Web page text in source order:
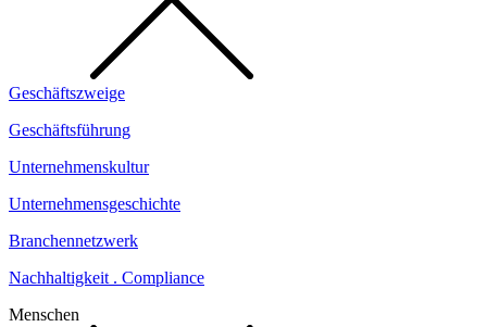
Geschäftszweige
Geschäftsführung
Unternehmenskultur
Unternehmensgeschichte
Branchennetzwerk
Nachhaltigkeit . Compliance
Menschen